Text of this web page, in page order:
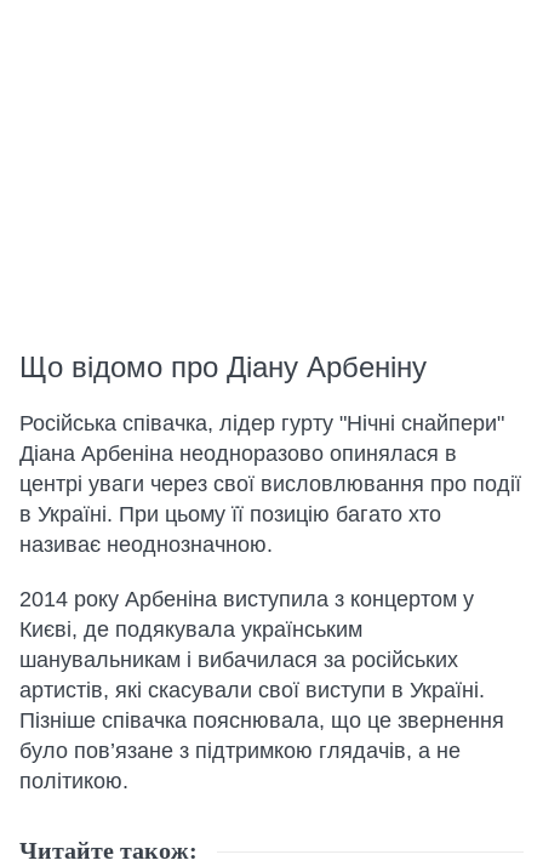
Що відомо про Діану Арбеніну
Російська співачка, лідер гурту "Нічні снайпери"
Діана Арбеніна неодноразово опинялася в
центрі уваги через свої висловлювання про події
в Україні. При цьому її позицію багато хто
називає неоднозначною.
2014 року Арбеніна виступила з концертом у
Києві, де подякувала українським
шанувальникам і вибачилася за російських
артистів, які скасували свої виступи в Україні.
Пізніше співачка пояснювала, що це звернення
було пов’язане з підтримкою глядачів, а не
політикою.
Читайте також: